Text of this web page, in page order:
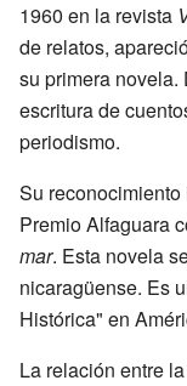
1960 en la revista
de relatos,
su primera
escritura de
periodismo.
Su
Premio Alfaguara
mar. Esta novela
nicaragüense. Es
Histórica" en
La relación entre